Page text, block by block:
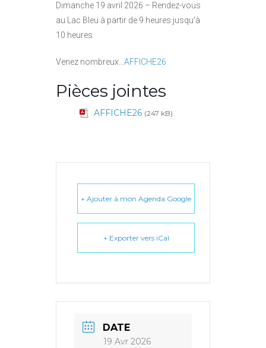
Dimanche 19 avril 2026 – Rendez-vous
au Lac Bleu à partir de 9 heures jusqu’à
10 heures
Venez nombreux… AFFICHE26
Pièces jointes
AFFICHE26 (247 kB)
+ Ajouter à mon Agenda Google
+ Exporter vers iCal
DATE
19 Avr 2026